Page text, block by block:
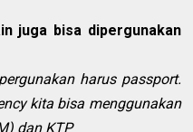
juga bisa dipergunakan
harus passport.
kita bisa menggunakan
dan KTP